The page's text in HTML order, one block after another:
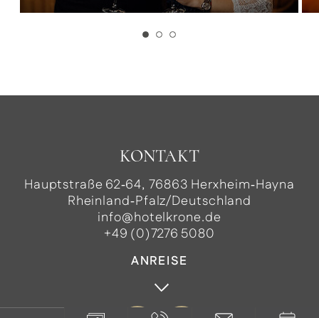
KONTAKT
Hauptstraße 62‑64, 76863 Herxheim‑Hayna
Rheinland‑Pfalz/Deutschland
info@hotelkrone.de
+49 (0)7276 5080
ANREISE